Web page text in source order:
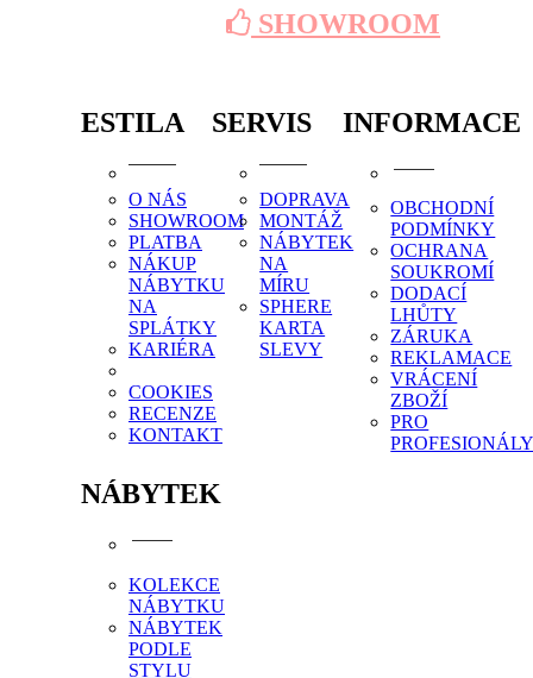
SHOWROOM
ESTILA
O NÁS
SHOWROOM
PLATBA
NÁKUP
NÁBYTKU
NA
SPLÁTKY
KARIÉRA
COOKIES
RECENZE
KONTAKT
SERVIS
DOPRAVA
MONTÁŽ
NÁBYTEK
NA
MÍRU
SPHERE
KARTA
SLEVY
INFORMACE
OBCHODNÍ
PODMÍNKY
OCHRANA
SOUKROMÍ
DODACÍ
LHŮTY
ZÁRUKA
REKLAMACE
VRÁCENÍ
ZBOŽÍ
PRO
NÁBYTEK
KOLEKCE
NÁBYTKU
NÁBYTEK
PODLE
STYLU